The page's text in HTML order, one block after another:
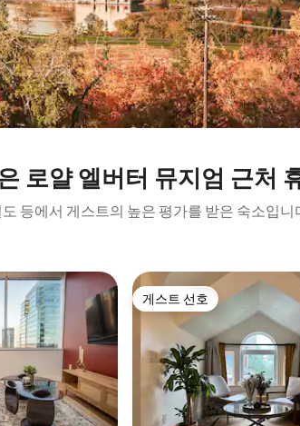
로얄 엘버터 뮤지엄 근처
등에서 게스트의 높은 평가를 받은 숙소입니
게스트 선호
게스트 선호